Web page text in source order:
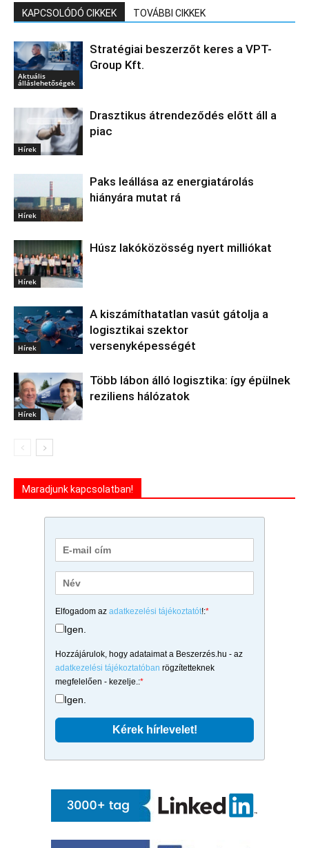
KAPCSOLÓDÓ CIKKEK TOVÁBBI CIKKEK
Aktuális
álláslehetőségek
Stratégiai beszerzőt keres a VPT-
Group Kft.
Hírek
Drasztikus átrendeződés előtt áll a
piac
Hírek
Paks leállása az energiatárolás
hiányára mutat rá
Hírek
Húsz lakóközösség nyert milliókat
Hírek
A kiszámíthatatlan vasút gátolja a
logisztikai szektor
versenyképességét
Hírek
Több lábon álló logisztika: így épülnek
reziliens hálózatok
Maradjunk kapcsolatban!
Elfogadom az adatkezelési tájékoztatót!:*
Igen.
Hozzájárulok, hogy adataimat a Beszerzés.hu - az
adatkezelési tájékoztatóban rögzítetteknek
megfelelően - kezelje.:*
Igen.